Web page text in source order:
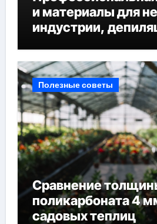
и материалы для
индустрии,
Полезные советы
Сравнение
поликарбоната 4
садовых теплиц